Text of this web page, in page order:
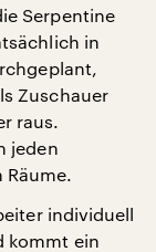
Serpentine
in
Zuschauer
raus.
jeden
individuell
kommt ein